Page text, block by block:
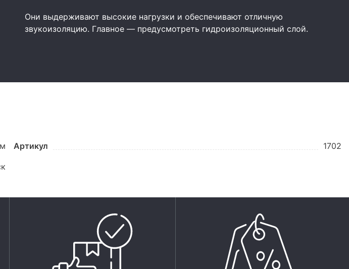
Они выдерживают высокие нагрузки и обеспечивают отличную
звукоизоляцию. Главное — предусмотреть гидроизоляционный слой.
Артикул 1702